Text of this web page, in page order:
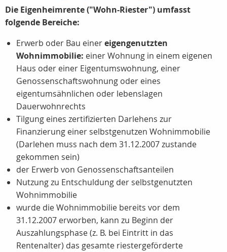
Die Eigenheimrente ("Wohn-Riester") umfasst
folgende Bereiche:
Erwerb oder Bau einereigengenutzten
Wohnimmobilie: einer Wohnung in einem eigenen
Haus oder einer Eigentumswohnung, einer
Genossenschaftswohnung oder eines
eigentumsähnlichen oder lebenslagen
Dauerwohnrechts
Tilgung eines zertifizierten Darlehens zur
Finanzierung einer selbstgenutzen Wohnimmobilie
(Darlehen muss nach dem 31.12.2007 zustande
gekommen sein)
der Erwerb von Genossenschaftsanteilen
Nutzung zu Entschuldung der selbstgenutzten
Wohnimmobilie
wurde die Wohnimmobilie bereits vor dem
31.12.2007 erworben, kann zu Beginn der
Auszahlungsphase (z. B. bei Eintritt in das
Rentenalter) das gesamte riestergeförderte